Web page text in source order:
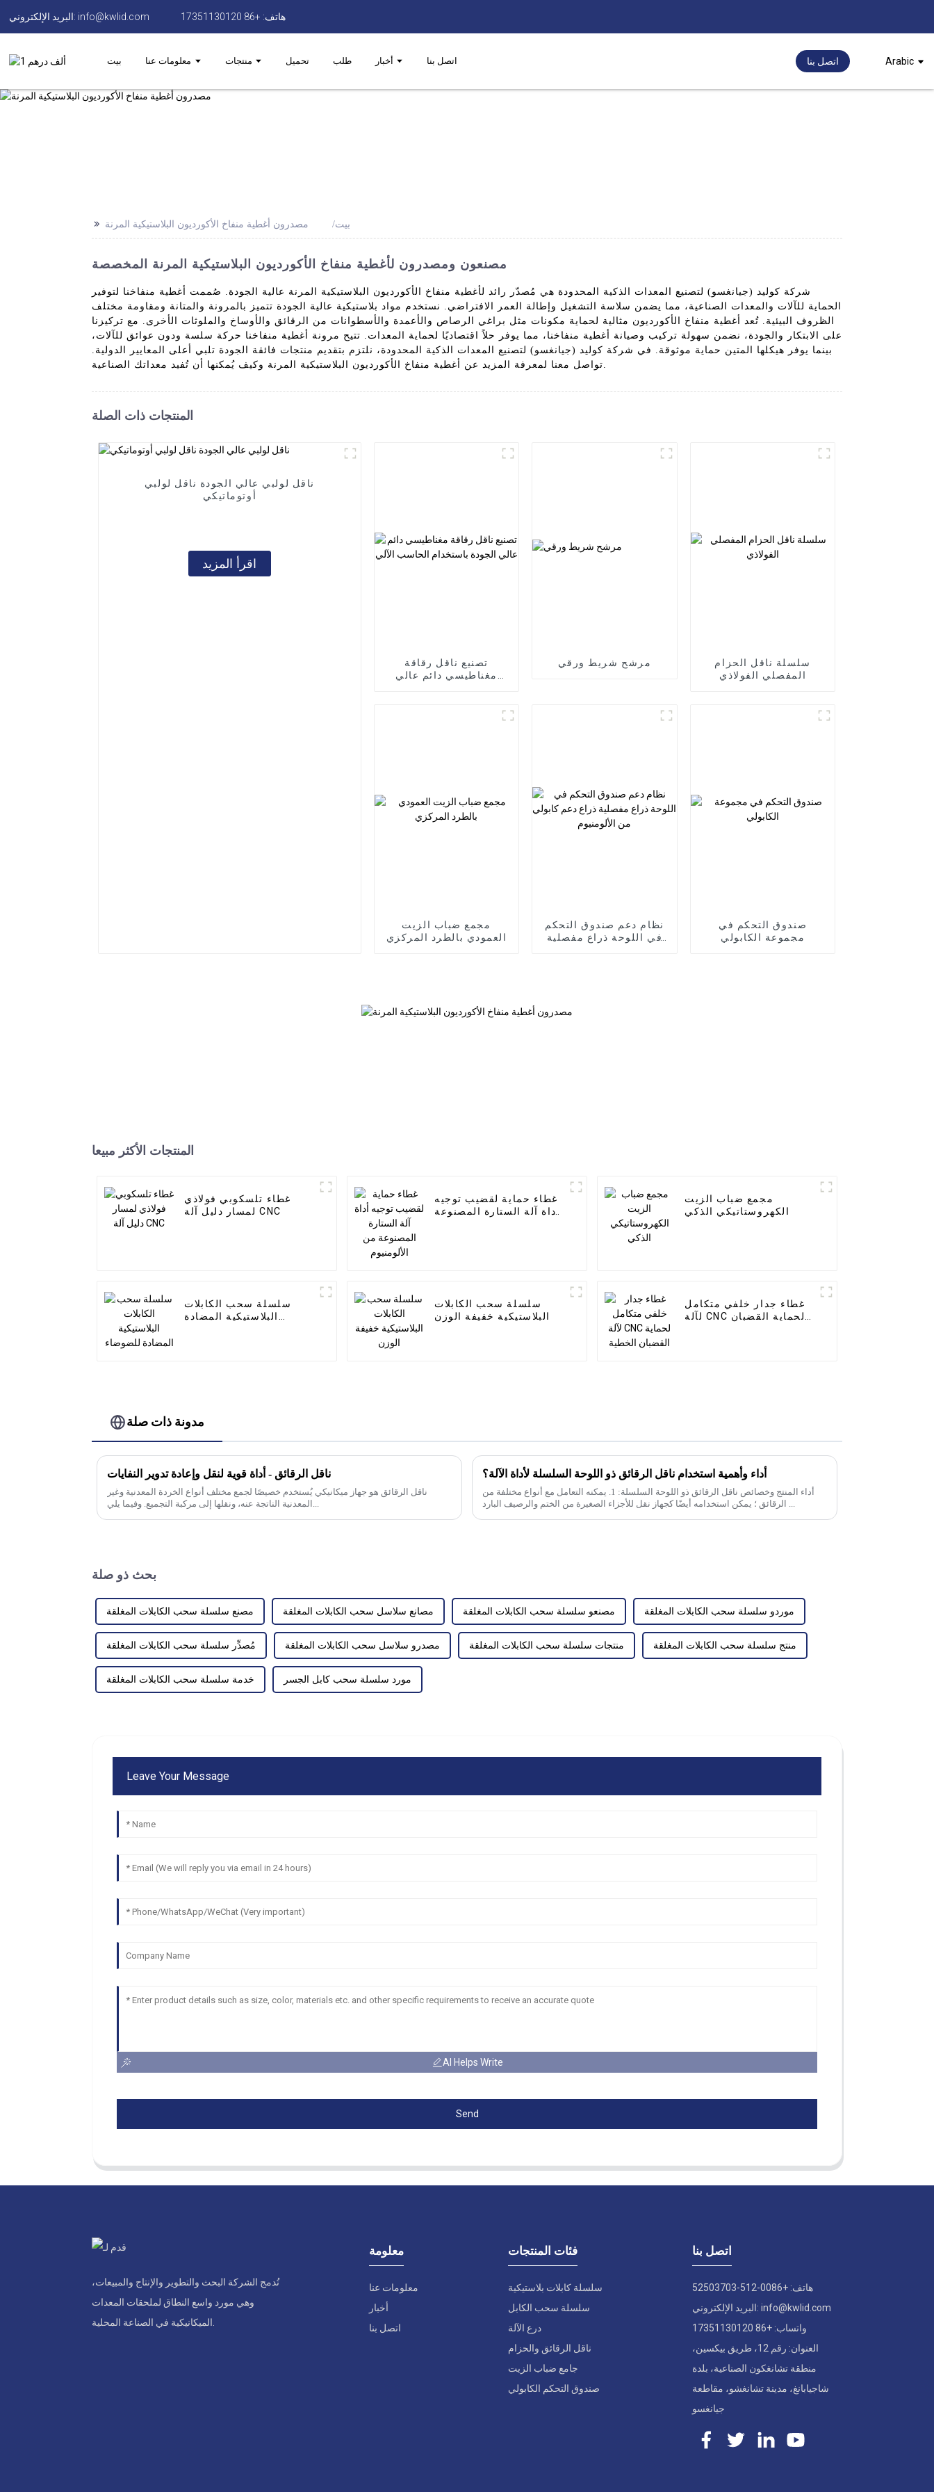
البريد الإلكتروني: info@kwlid.com هاتف: +86 17351130120
بيت معلومات عنا منتجات تحميل طلب أخبار اتصل بنا اتصل بنا Arabic
>> بيت مصدرون أغطية منفاخ الأكورديون البلاستيكية المرنة
مصنعون ومصدرون لأغطية منفاخ الأكورديون البلاستيكية المرنة المخصصة
شركة كوليد (جيانغسو) لتصنيع المعدات الذكية المحدودة هي مُصدّر رائد لأغطية منفاخ الأكورديون البلاستيكية المرنة عالية الجودة. صُممت أغطية منفاخنا لتوفير
الحماية للآلات والمعدات الصناعية، مما يضمن سلاسة التشغيل وإطالة العمر الافتراضي. نستخدم مواد بلاستيكية عالية الجودة تتميز بالمرونة والمتانة ومقاومة مختلف
الظروف البيئية. تُعد أغطية منفاخ الأكورديون مثالية لحماية مكونات مثل براغي الرصاص والأعمدة والأسطوانات من الرقائق والأوساخ والملوثات الأخرى. مع تركيزنا
على الابتكار والجودة، نضمن سهولة تركيب وصيانة أغطية منفاخنا، مما يوفر حلاً اقتصاديًا لحماية المعدات. تتيح مرونة أغطية منفاخنا حركة سلسة ودون عوائق للآلات،
بينما يوفر هيكلها المتين حماية موثوقة. في شركة كوليد (جيانغسو) لتصنيع المعدات الذكية المحدودة، نلتزم بتقديم منتجات فائقة الجودة تلبي أعلى المعايير الدولية.
المنتجات ذات الصلة
ناقل لولبي عالي الجودة ناقل لولبي
أوتوماتيكي
اقرأ المزيد
تصنيع ناقل رقاقة
مغناطيسي دائم عالي
مرشح شريط ورقي
سلسلة ناقل الحزام
المفصلي الفولاذي
مجمع ضباب الزيت
العمودي بالطرد المركزي
نظام دعم صندوق التحكم
في اللوحة ذراع مفصلية
صندوق التحكم في
مجموعة الكابولي
المنتجات الأكثر مبيعا
غطاء تلسكوبي فولاذي
لمسار دليل آلة CNC
غطاء حماية لقضيب توجيه
أداة آلة الستارة المصنوعة
مجمع ضباب الزيت
الكهروستاتيكي الذكي
سلسلة سحب الكابلات
البلاستيكية المضادة
سلسلة سحب الكابلات
البلاستيكية خفيفة الوزن
غطاء جدار خلفي متكامل
لآلة CNC لحماية القضبان
مدونة ذات صلة
ناقل الرقائق - أداة قوية لنقل وإعادة تدوير النفايات
ناقل الرقائق هو جهاز ميكانيكي يُستخدم خصيصًا لجمع مختلف أنواع الخردة المعدنية وغير
أداء وأهمية استخدام ناقل الرقائق ذو اللوحة السلسلة لأداة الآلة؟
أداء المنتج وخصائص ناقل الرقائق ذو اللوحة السلسلة: 1. يمكنه التعامل مع أنواع مختلفة من
بحث ذو صلة
مصنع سلسلة سحب الكابلات المغلقة مصانع سلاسل سحب الكابلات المغلقة مصنعو سلسلة سحب الكابلات المغلقة موردو سلسلة سحب الكابلات المغلقة
مُصدِّر سلسلة سحب الكابلات المغلقة مصدرو سلاسل سحب الكابلات المغلقة منتجات سلسلة سحب الكابلات المغلقة منتج سلسلة سحب الكابلات المغلقة
خدمة سلسلة سحب الكابلات المغلقة مورد سلسلة سحب كابل الجسر
Leave Your Message
AI Helps Write
Send
تُدمج الشركة البحث والتطوير والإنتاج والمبيعات،
وهي مورد واسع النطاق لملحقات المعدات
معلومة
معلومات عنا
أخبار
اتصل بنا
فئات المنتجات
سلسلة كابلات بلاستيكية
سلسلة سحب الكابل
درع الآلة
ناقل الرقائق والحزام
جامع ضباب الزيت
صندوق التحكم الكابولي
اتصل بنا
هاتف: +0086-512-52503703
البريد الإلكتروني: info@kwlid.com
واتساب: +86 17351130120
العنوان: رقم 12، طريق بيكسين،
منطقة تشانغكون الصناعية، بلدة
شاجيابانغ، مدينة تشانغشو، مقاطعة
جيانغسو